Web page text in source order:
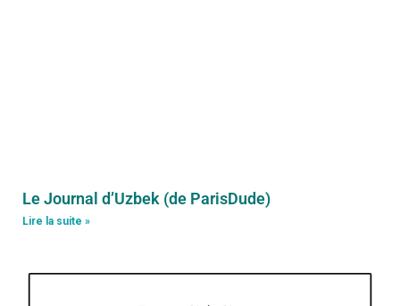
Le Journal d’Uzbek (de ParisDude)
Lire la suite »